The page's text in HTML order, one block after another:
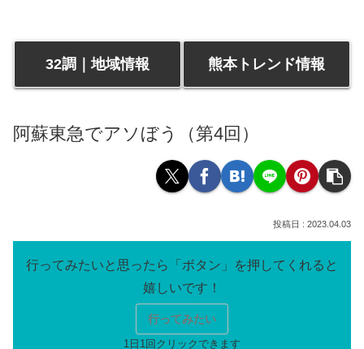
32調｜地域情報 熊本トレンド情報
阿蘇東急でアソぼう（第4回）
2023.04.03
行ってみたい